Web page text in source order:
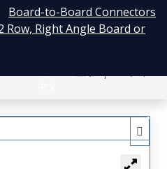
Board-to-Board Connectors
Row, Right Angle Board or